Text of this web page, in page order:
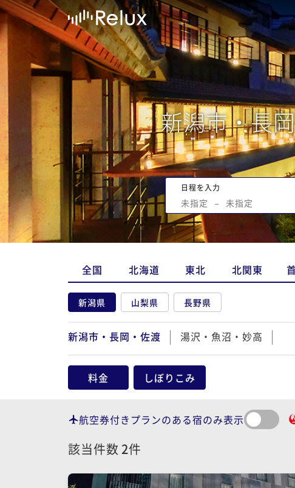
新潟市・長
日程を入力
未指定 − 未指定
全国 北海道 東北 北関東
新潟県 山梨県 長野県
新潟市・長岡・佐渡 湯沢・魚沼・妙高
料金 しぼりこみ
航空券付きプランのある宿のみ表示
該当件数 2件